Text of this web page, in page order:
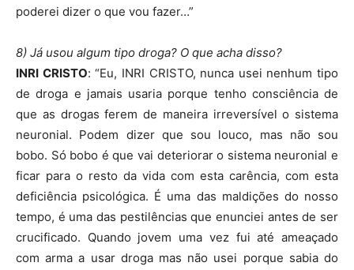
poderei dizer o que vou fazer…”
8) Já usou algum tipo droga? O que acha disso?
INRI CRISTO: “Eu, INRI CRISTO, nunca usei nenhum tipo
de droga e jamais usaria porque tenho consciência de
que as drogas ferem de maneira irreversível o sistema
neuronial. Podem dizer que sou louco, mas não sou
bobo. Só bobo é que vai deteriorar o sistema neuronial e
ficar para o resto da vida com esta carência, com esta
deficiência psicológica. É uma das maldições do nosso
tempo, é uma das pestilências que enunciei antes de ser
crucificado. Quando jovem uma vez fui até ameaçado
com arma a usar droga mas não usei porque sabia do